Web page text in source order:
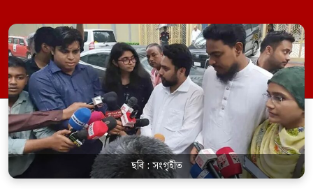
জামায়াত কোনো মাস উল্লেখ না করে আগামী
রমজানের আগে নির্বাচন করার ওপর জোর
দিয়েছে। সেক্ষেত্রে কিছুটা ভিন্ন প্রস্তাবে
আলোচনার জন্ম দিয়েছে জুলাই গণঅভ্যুত্থানের
নেতৃত্ব দেওয়া তরুণদের উদ্যোগে গঠিত […]
ছবি : সংগৃহীত